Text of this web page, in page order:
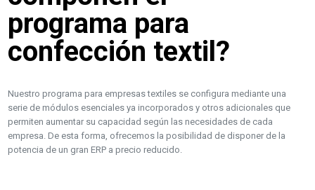
programa para
confección textil?
Nuestro programa para empresas textiles se configura mediante una
serie de módulos esenciales ya incorporados y otros adicionales que
permiten aumentar su capacidad según las necesidades de cada
empresa. De esta forma, ofrecemos la posibilidad de disponer de la
potencia de un gran ERP a precio reducido.